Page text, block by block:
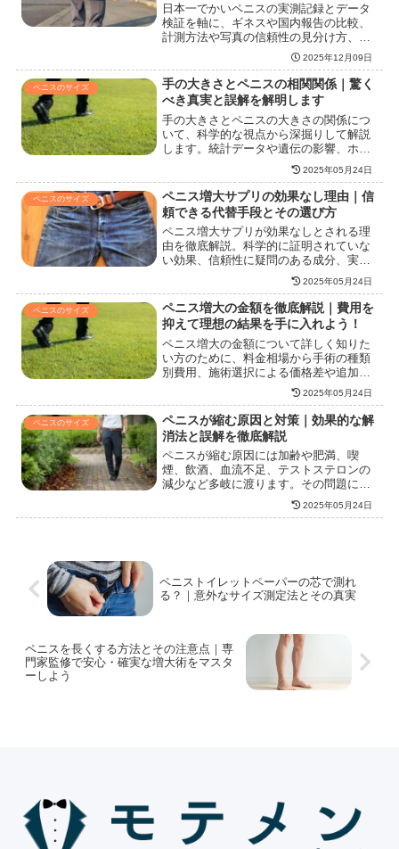
日本一でかいペニスの実測記録とデータ
検証を軸に、ギネスや国内報告の比較、
計測方法や写真の信頼性の見分け方、第
三者検証の重要性、医学的リスク、増大
手段の安全性と法的配慮まで、証拠の見
方と注意点を丁寧に解説。具体的な計測
手順や器具選び、医師が確認すべきポイ
ント、虚偽報告を見抜くチェックリス
ト、増大法のリスク回避策も掲載。
2025年12月09日
ペニスのサイズ
手の大きさとペニスの相関関係｜驚く
べき真実と誤解を解明します
手の大きさとペニスの大きさの関係につ
いて、科学的な視点から深掘りして解説
します。統計データや遺伝の影響、ホル
モンバランスなど多角的な視点で考察
し、一般的な誤解を解消します。また、
正確な測定方法や身体の他の特徴との関
連性についても詳しく解説し、あなたの
疑問に答えます。興味深い分析と知識を
通じて、新たな発見を提供します。
2025年05月24日
ペニスのサイズ
ペニス増大サプリの効果なし理由｜信
頼できる代替手段とその選び方
ペニス増大サプリが効果なしとされる理
由を徹底解説。科学的に証明されていな
い効果、信頼性に疑問のある成分、実際
の口コミと広告のギャップ、そして個人
差の影響を探ります。また、一般的な成
分の限界や使用時のリスクを紹介し、安
全で効果的な他の選択肢に注目します。
ペニス増大を考える全ての方への必読情
報です。
2025年05月24日
ペニスのサイズ
ペニス増大の金額を徹底解説｜費用を
抑えて理想の結果を手に入れよう！
ペニス増大の金額について詳しく知りた
い方のために、料金相場から手術の種類
別費用、施術選択による価格差や追加オ
プションの料金、各クリニックの料金比
較までを解説します。また、金額を抑え
るポイントや、影響を与える要因につい
ても触れ、あなたの選択に役立つ情報を
提供します。クリニック選びに悩む方必
見の内容です。
2025年05月24日
ペニスのサイズ
ペニスが縮む原因と対策｜効果的な解
消法と誤解を徹底解説
ペニスが縮む原因には加齢や肥満、喫
煙、飲酒、血流不足、テストステロンの
減少など多岐に渡ります。その問題に対
する生活習慣の改善や医療的アプロー
チ、日常でできる予防策を詳しく解説
2025年05月24日
ペニストイレットペーパーの芯で測れ
る？｜意外なサイズ測定法とその真実
ペニスを長くする方法とその注意点｜専
門家監修で安心・確実な増大術をマスタ
ーしよう